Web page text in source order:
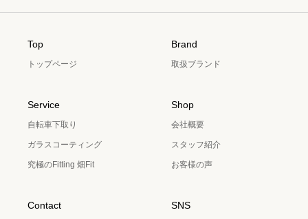
Top
トップページ
Brand
取扱ブランド
Service
自転車下取り
ガラスコーティング
究極のFitting 畑Fit
Shop
会社概要
スタッフ紹介
お客様の声
Contact SNS